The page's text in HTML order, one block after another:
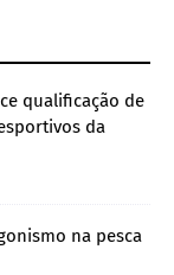
qualificação de
da
na pesca